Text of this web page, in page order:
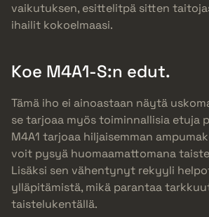
vaikutuksen, esittelitpä sitten
ihailit kokoelmaasi.
Koe M4A1-S:n edut.
Tämä iho ei ainoastaan näytä
se tarjoaa myös toiminnallisia etuja
M4A1 tarjoaa hiljaisemman
voit pysyä huomaamattomana
Lisäksi sen vähentynyt rekyyli
ylläpitämistä, mikä parantaa
taistelukentällä.